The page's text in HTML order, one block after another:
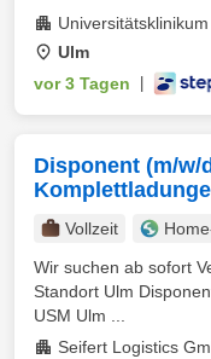
Ulm
vor 3 Tagen
Disponent (m/w/
Vollzeit
Wir suchen ab sofort
Standort Ulm
USM Ulm ...
Seifert Logistics